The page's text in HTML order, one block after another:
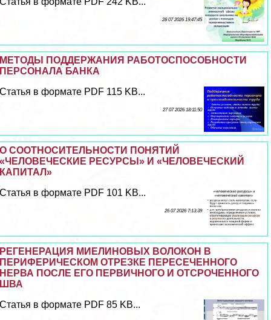
28 07 2026 19:47:45
МЕТОДЫ ПОДДЕРЖАНИЯ РАБОТОСПОСОБНОСТИ
ПЕРСОНАЛА БАНКА
Статья в формате PDF 115 KB...
27 07 2026 18:11:50
О СООТНОСИТЕЛЬНОСТИ ПОНЯТИЙ
«ЧЕЛОВЕЧЕСКИЕ РЕСУРСЫ» И «ЧЕЛОВЕЧЕСКИЙ
КАПИТАЛ»
Статья в формате PDF 101 KB...
26 07 2026 7:13:39
РЕГЕНЕРАЦИЯ МИЕЛИНОВЫХ ВОЛОКОН В
ПЕРИФЕРИЧЕСКОМ ОТРЕЗКЕ ПЕРЕСЕЧЕННОГО
НЕРВА ПОСЛЕ ЕГО ПЕРВИЧНОГО И ОТСРОЧЕННОГО
ШВА
Статья в формате PDF 85 KB...